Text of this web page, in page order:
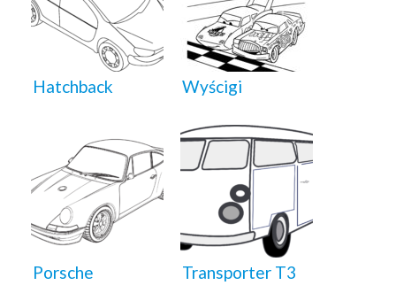
Hatchback Wyścigi
Porsche Transporter T3